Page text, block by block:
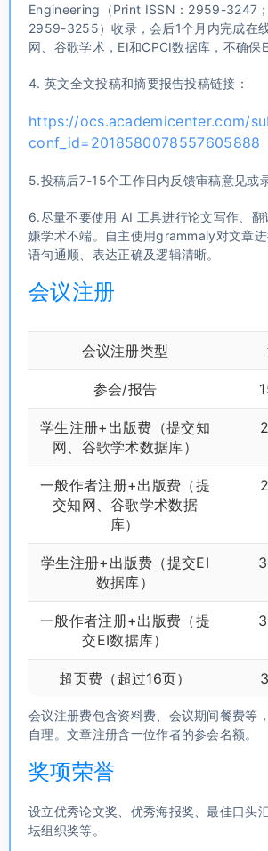
Engineering（Print ISSN：2959-3247
2959-3255）收录，会后1个月内完成在
网、谷歌学术，EI和CPCI数据库，不确保
4. 英文全文投稿和摘要报告投稿链接：
https://ocs.academicenter.com/
conf_id=2018580078557605888
5.投稿后7-15个工作日内反馈审稿意见或
6.尽量不要使用 AI 工具进行论文写作、
嫌学术不端。自主使用grammaly对文章
语句通顺、表达正确及逻辑清晰。
会议注册
会议注册类型
参会/报告
学生注册+出版费（提交知
网、谷歌学术数据库）
一般作者注册+出版费（提
交知网、谷歌学术数据
库）
学生注册+出版费（提交EI
数据库）
一般作者注册+出版费（提
交EI数据库）
超页费（超过16页）
会议注册费包含资料费、会议期间餐费等
自理。文章注册含一位作者的参会名额。
奖项荣誉
设立优秀论文奖、优秀海报奖、最佳口头
坛组织奖等。